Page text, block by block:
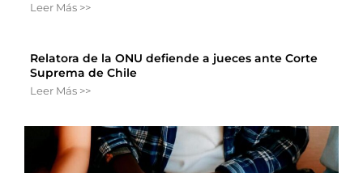
Leer Más >>
Relatora de la ONU defiende a jueces ante Corte
Suprema de Chile
Leer Más >>